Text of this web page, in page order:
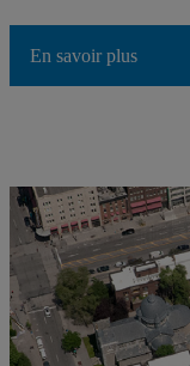
En savoir plus